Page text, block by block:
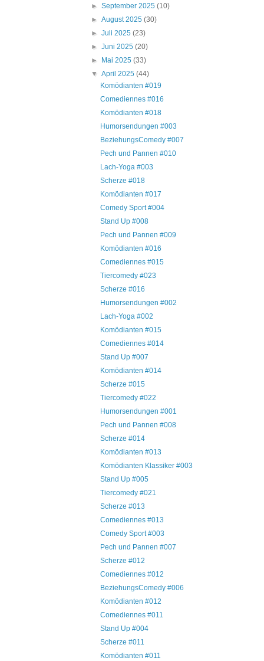
►September 2025(10)
►August 2025(30)
►Juli 2025(23)
►Juni 2025(20)
►
Mai 2025(33)
▼April 2025(44)
Komödianten #019
Comediennes #016
Komödianten #018
Humorsendungen #003
BeziehungsComedy #007
Pech und Pannen #010
Lach-Yoga #003
Scherze #018
Komödianten #017
Comedy Sport #004
Stand Up #008
Pech und Pannen #009
Komödianten #016
Comediennes #015
Tiercomedy #023
Scherze #016
Humorsendungen #002
Lach-Yoga #002
Komödianten #015
Comediennes #014
Stand Up #007
Komödianten #014
Scherze #015
Tiercomedy #022
Humorsendungen #001
Pech und Pannen #008
Scherze #014
Komödianten #013
Komödianten Klassiker #003
Stand Up #005
Tiercomedy #021
Scherze #013
Comediennes #013
Comedy Sport #003
Pech und Pannen #007
Scherze #012
Comediennes #012
BeziehungsComedy #006
Komödianten #012
Comediennes #011
Stand Up #004
Scherze #011
Komödianten #011